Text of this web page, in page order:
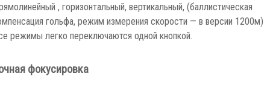
, горизонтальный, вертикальный, (баллистическая
гольфа, режим измерения скорости — в версии 1200м)
режимы легко переключаются одной кнопкой.
фокусировка